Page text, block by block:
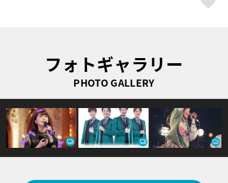
フォトギャラリー
PHOTO GALLERY